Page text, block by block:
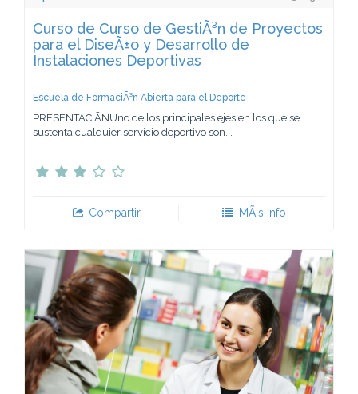
Curso de Curso de GestiÃ³n de Proyectos
para el DiseÃ±o y Desarrollo de
Instalaciones Deportivas
Escuela de FormaciÃ³n Abierta para el Deporte
PRESENTACIÃNUno de los principales ejes en los que se
sustenta cualquier servicio deportivo son...
Compartir MÃ¡s Info